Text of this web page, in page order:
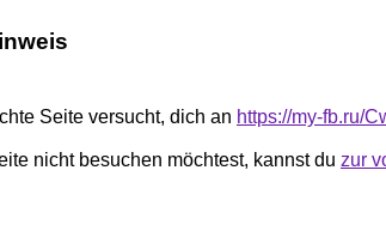
Seite versucht, dich an https://my-fb.ru/
nicht besuchen möchtest, kannst du zur